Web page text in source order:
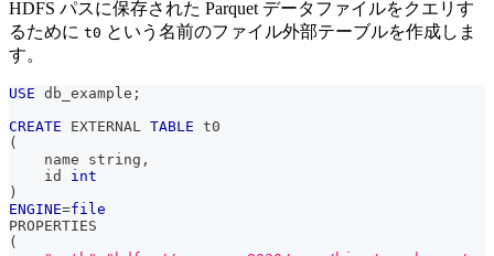
HDFS パスに保存された Parquet データファイルをクエリす
るために t0 という名前のファイル外部テーブルを作成しま
す。
USE db_example ;
CREATE EXTERNAL TABLE t0
(
    name string
,
    id
int
)
ENGINE=file
PROPERTIES
(